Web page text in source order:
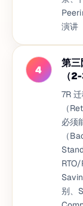
演讲
4
第三
（
7R
（
必须
（
别、